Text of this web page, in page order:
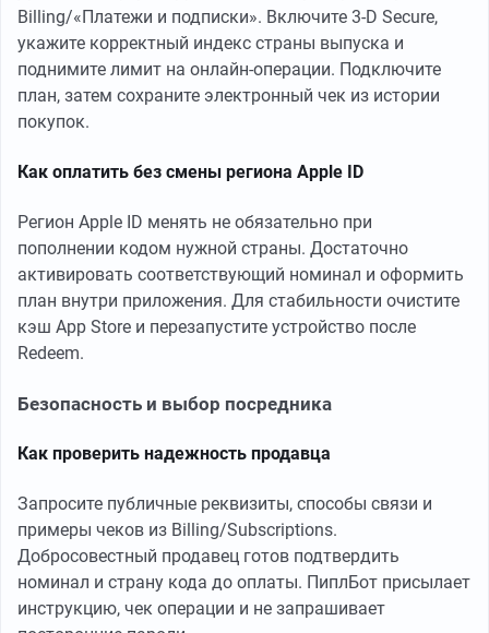
Billing/«Платежи и подписки». Включите 3-D Secure,
укажите корректный индекс страны выпуска и
поднимите лимит на онлайн-операции. Подключите
план, затем сохраните электронный чек из истории
покупок.
Как оплатить без смены региона Apple ID
Регион Apple ID менять не обязательно при
пополнении кодом нужной страны. Достаточно
активировать соответствующий номинал и оформить
план внутри приложения. Для стабильности очистите
кэш App Store и перезапустите устройство после
Redeem.
Безопасность и выбор посредника
Как проверить надежность продавца
Запросите публичные реквизиты, способы связи и
примеры чеков из Billing/Subscriptions.
Добросовестный продавец готов подтвердить
номинал и страну кода до оплаты. ПиплБот присылает
инструкцию, чек операции и не запрашивает